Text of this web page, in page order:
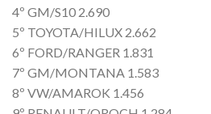
4º GM/S10 2.690
5º TOYOTA/HILUX 2.662
6º FORD/RANGER 1.831
7º GM/MONTANA 1.583
8º VW/AMAROK 1.456